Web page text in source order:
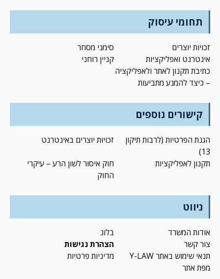
תחומי עיסוק
זכויות יוצרים
סימני מסחר
אינטרנט ואפליקציות
קניין רוחני
כתיבת תקנון לאתר ולאפליקציה
– כיצד להמנע מתביעות
קישורים נוספים
הגנת הפרטיות (לרבות תיקון
13)
זכויות יוצרים באינטרנט
תקנון לאפליקציות
חוק איסור לשון הרע – עיקרי
החוק
ניווט
אודות המשרד
בלוג
צור קשר
הצהרת נגישות
תנאי שימוש באתר Y-LAW
מדיניות פרטיות
מפת אתר